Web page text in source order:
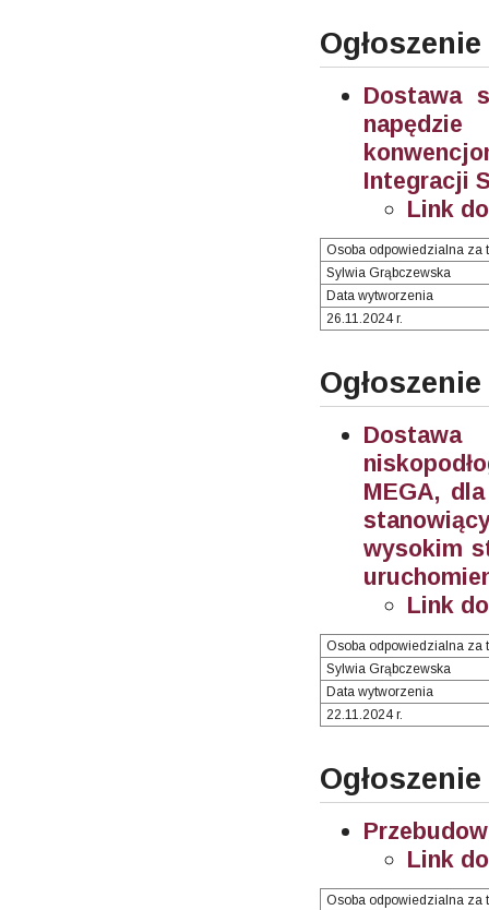
Dostawa
napędzie
Integracji
Link
Osoba odpowiedzialna za
Sylwia Grąbczewska
Data wytworzenia
26.11.2024 r.
MEGA,
wysokim
Link
Osoba odpowiedzialna za
Sylwia Grąbczewska
Data wytworzenia
22.11.2024 r.
Link
Osoba odpowiedzialna za